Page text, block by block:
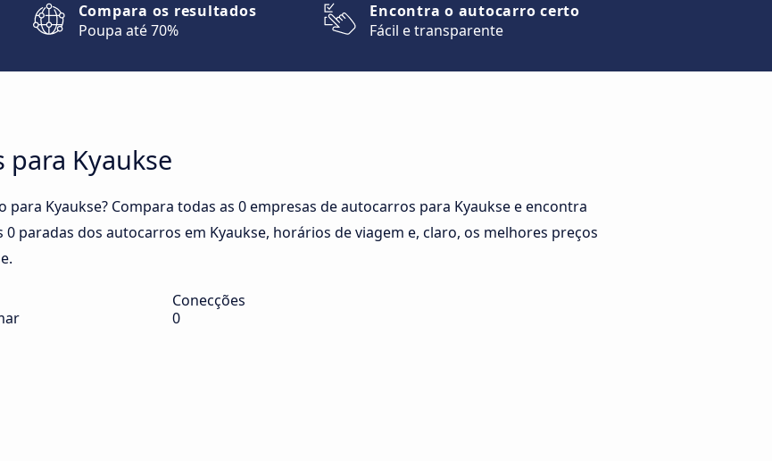
Compara os resultados
Poupa até 70%
Encontra o autocarro certo
Fácil e transparente
Kyaukse
Kyaukse? Compara todas as 0 empresas de autocarros para Kyaukse e encontra
paradas dos autocarros em Kyaukse, horários de viagem e, claro, os melhores preços
Conecções
0